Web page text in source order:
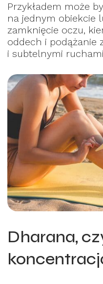
Przykładem może
na jednym obiekcie
zamknięcie oczu,
oddech i podążanie
i subtelnymi ruchami
Dharana,